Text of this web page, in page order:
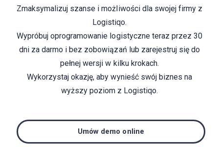
Zmaksymalizuj szanse i możliwości dla swojej firmy z
Logistiqo.
Wypróbuj oprogramowanie logistyczne teraz przez 30
dni za darmo i bez zobowiązań lub zarejestruj się do
pełnej wersji w kilku krokach.
Wykorzystaj okazję, aby wynieść swój biznes na
wyższy poziom z Logistiqo.
Umów demo online